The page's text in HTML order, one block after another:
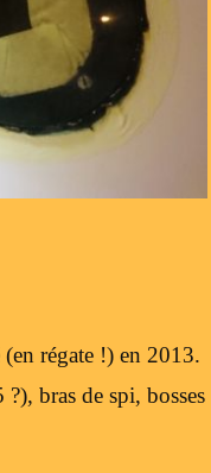
régate !) en 2013.
bras de spi, bosses